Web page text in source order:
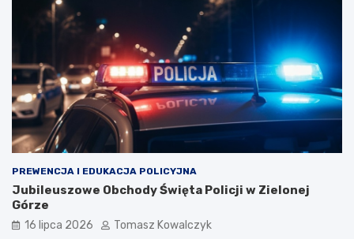
PREWENCJA I EDUKACJA POLICYJNA
Jubileuszowe Obchody Święta Policji w Zielonej
Górze
16 lipca 2026 Tomasz Kowalczyk